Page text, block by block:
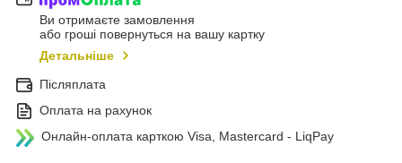
Ви отримаєте замовлення
або гроші повернуться на вашу картку
Детальніше
Післяплата
Оплата на рахунок
Онлайн-оплата карткою Visa, Mastercard - LiqPay